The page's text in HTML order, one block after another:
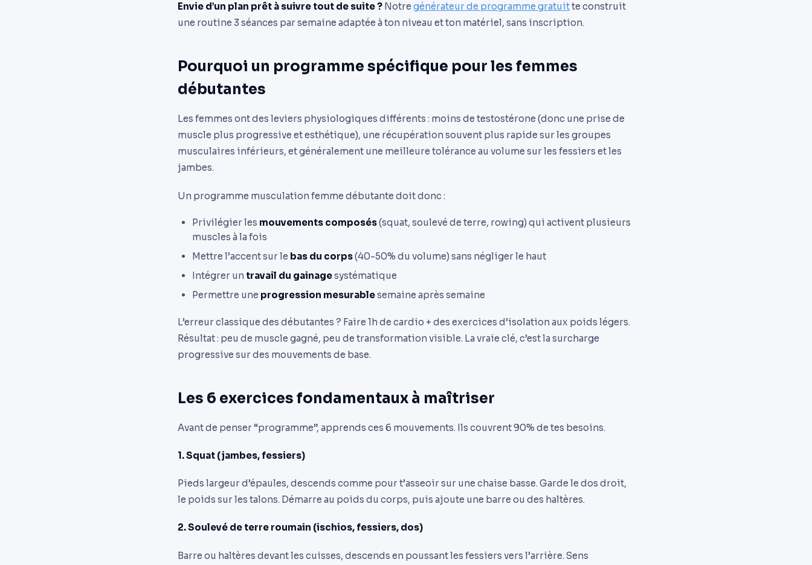
Envie d’un plan prêt à suivre tout de suite ? Notre générateur de programme gratuitte construit
une routine 3 séances par semaine adaptée à ton niveau et ton matériel, sans inscription.
Pourquoi un programme spécifique pour les femmes
débutantes
Les femmes ont des leviers physiologiques différents : moins de testostérone (donc une prise de
muscle plus progressive et esthétique), une récupération souvent plus rapide sur les groupes
musculaires inférieurs, et généralement une meilleure tolérance au volume sur les fessiers et les
jambes.
Un programme musculation femme débutante doit donc :
Privilégier les mouvements composés(squat, soulevé de terre, rowing) qui activent plusieurs
muscles à la fois
Mettre l’accent sur le bas du corps(40-50% du volume) sans négliger le haut
Intégrer un travail du gainagesystématique
Permettre une progression mesurablesemaine après semaine
L’erreur classique des débutantes ? Faire 1h de cardio + des exercices d’isolation aux poids légers.
Résultat : peu de muscle gagné, peu de transformation visible. La vraie clé, c’est la surcharge
progressive sur des mouvements de base.
Les 6 exercices fondamentaux à maîtriser
Avant de penser “programme”, apprends ces 6 mouvements. Ils couvrent 90% de tes besoins.
1. Squat (jambes, fessiers)
Pieds largeur d’épaules, descends comme pour t’asseoir sur une chaise basse. Garde le dos droit,
le poids sur les talons. Démarre au poids du corps, puis ajoute une barre ou des haltères.
2. Soulevé de terre roumain (ischios, fessiers, dos)
Barre ou haltères devant les cuisses, descends en poussant les fessiers vers l’arrière. Sens